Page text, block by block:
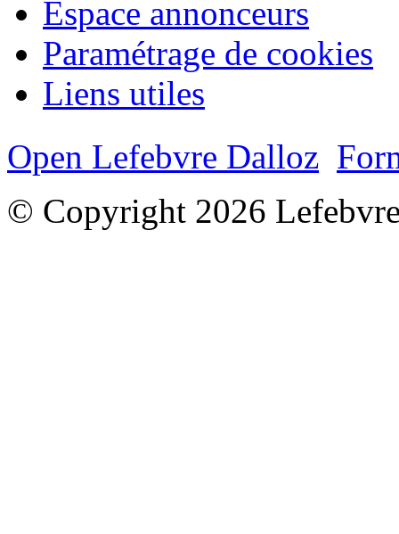
Espace annonceurs
Paramétrage de cookies
Liens utiles
Open Lefebvre Dalloz
© Copyright 2026